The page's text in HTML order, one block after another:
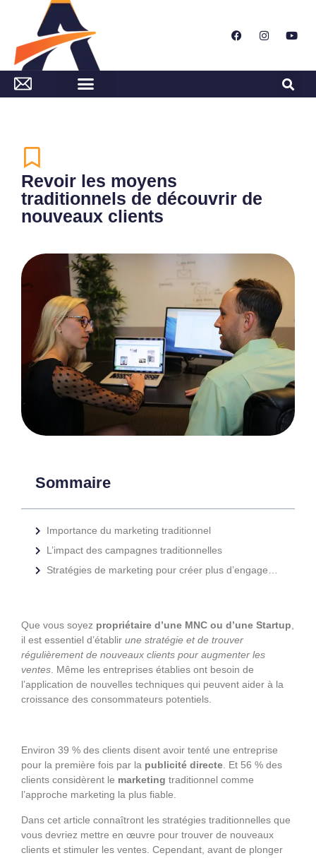
Revoir les moyens
traditionnels de découvrir de
nouveaux clients
Sommaire
Importance du marketing traditionnel
L’impact des campagnes traditionnelles
Que vous soyez propriétaire d’une MNC ou d’une Startup
il est essentiel d’établir une stratégie et de trouver
régulièrement de nouveaux clients pour augmenter les
ventes . Même les entreprises établies ont besoin de
l’application de nouvelles techniques qui peuvent aider à la
croissance des consommateurs potentiels.
Environ 39 % des clients disent avoir tenté une entreprise
pour la première fois par la publicité directe . Et 56 % des
clients considèrent le marketing traditionnel comme
l’approche marketing la plus fiable.
Dans cet article connaîtront les stratégies traditionnelles que
vous devriez mettre en œuvre pour trouver de nouveaux
clients et stimuler les ventes. Cependant, avant de plonger